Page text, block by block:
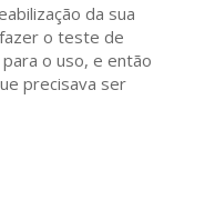
da sua
o teste de
o uso, e então
precisava ser